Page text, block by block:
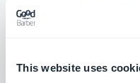
This website uses
EPS